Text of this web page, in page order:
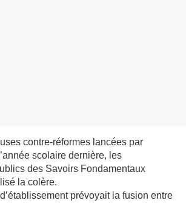
contre-réformes lancées par
scolaire dernière, les
des Savoirs Fondamentaux
la colère.
prévoyait la fusion entre